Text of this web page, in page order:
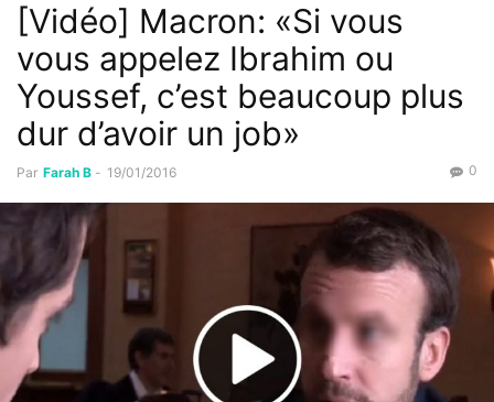
[Vidéo] Macron: «Si vous
vous appelez Ibrahim ou
Youssef, c’est beaucoup plus
dur d’avoir un job»
Par Farah B - 19/01/2016 0